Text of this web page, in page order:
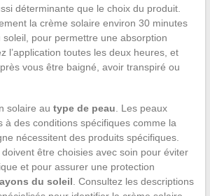
déterminante que le choix du produit.
la crème solaire environ 30 minutes
soleil, pour permettre une absorption
l’application toutes les deux heures, et
vous être baigné, avoir transpiré ou
solaire au type de peau . Les peaux
à des conditions spécifiques comme la
nécessitent des produits spécifiques.
être choisies avec soin pour éviter
et pour assurer une protection
du soleil . Consultez les descriptions